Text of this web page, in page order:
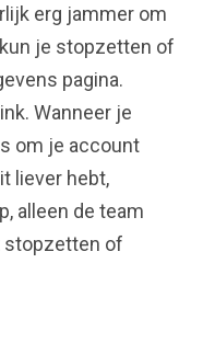
erg jammer om
je stopzetten of
pagina.
Wanneer je
om je account
liever hebt,
alleen de team
stopzetten of